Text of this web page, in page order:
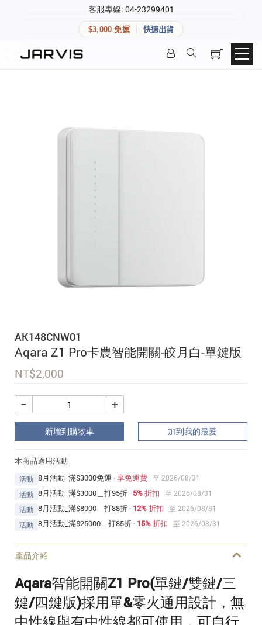
客服專線: 04-23299401
$3,000 免運 快速出貨
AK148CNW01
Aqara Z1 Pro卡農智能開關-皎月白-單鍵版
NT$2,000
+
−
新增到購物車 加到我的最愛
本商品適用活動
活動 8月活動_滿$3000免運 ·享免運費
至 2026/08/31
活動 8月活動_滿$3000＿打95折 · 5% 折扣
至 2026/08/31
活動 8月活動_滿$8000＿打88折 · 12% 折扣
至 2026/08/31
活動 8月活動_滿$25000＿打85折 · 15% 折扣 至 2026/08/31
產品介紹
Aqara智能開關Z1 Pro(單鍵/雙鍵/三
鍵/四鍵版)採用單&零火通用設計，無
快速連結
精品家電
登入後可查看訂單、會員資料與收藏清單。
會員資料管理
加入 JARVIS VIP